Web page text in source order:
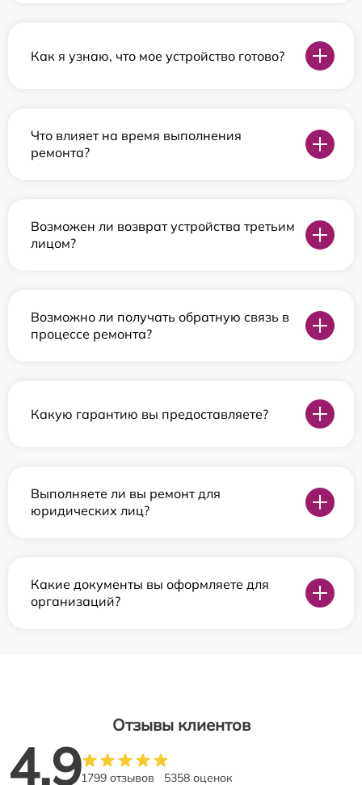
Как я узнаю, что мое устройство готово?
Что влияет на время выполнения
ремонта?
Возможен ли возврат устройства третьим
лицом?
Возможно ли получать обратную связь в
процессе ремонта?
Какую гарантию вы предоставляете?
Выполняете ли вы ремонт для
юридических лиц?
Какие документы вы оформляете для
организаций?
Отзывы клиентов
4.91799 отзывов 5358 оценок